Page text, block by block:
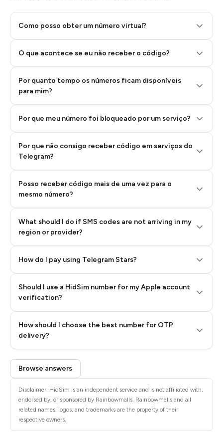
Como posso obter um número virtual?
O que acontece se eu não receber o código?
Por quanto tempo os números ficam disponíveis
para mim?
Por que meu número foi bloqueado por um serviço?
Por que não consigo receber código em serviços do
Telegram?
Posso receber código mais de uma vez para o
mesmo número?
What should I do if SMS codes are not arriving in my
region or provider?
How do I pay using Telegram Stars?
Step 2: Buy Stars in Telegram
Step 3: Pay our bot with Stars
Should I use a HidSim number for my Apple account
verification?
How should I choose the best number for OTP
delivery?
Quality High To Low
Price High To
Low
Browse answers
Disclaimer: HidSim is an independent service and is not affiliated with,
endorsed by, or sponsored by Rainbowmalls. Rainbowmalls and all
related names, logos, and trademarks are the property of their
respective owners.